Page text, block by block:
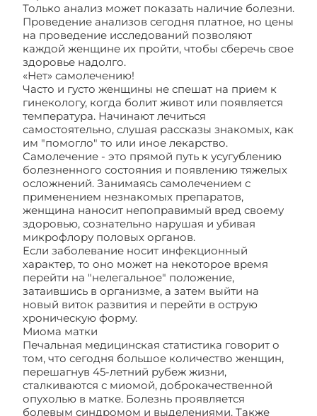
Только анализ может показать наличие болезни.
Проведение анализов сегодня платное, но цены
на проведение исследований позволяют
каждой женщине их пройти, чтобы сберечь свое
здоровье надолго.
«Нет» самолечению!
Часто и густо женщины не спешат на прием к
гинекологу, когда болит живот или появляется
температура. Начинают лечиться
самостоятельно, слушая рассказы знакомых, как
им "помогло" то или иное лекарство.
Самолечение - это прямой путь к усугублению
болезненного состояния и появлению тяжелых
осложнений. Занимаясь самолечением с
применением незнакомых препаратов,
женщина наносит непоправимый вред своему
здоровью, сознательно нарушая и убивая
микрофлору половых органов.
Если заболевание носит инфекционный
характер, то оно может на некоторое время
перейти на "нелегальное" положение,
затаившись в организме, а затем выйти на
новый виток развития и перейти в острую
хроническую форму.
Миома матки
Печальная медицинская статистика говорит о
том, что сегодня большое количество женщин,
перешагнув 45-летний рубеж жизни,
сталкиваются с миомой, доброкачественной
опухолью в матке. Болезнь проявляется
болевым синдромом и выделениями. Также